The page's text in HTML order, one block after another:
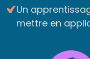
Un
mettre en